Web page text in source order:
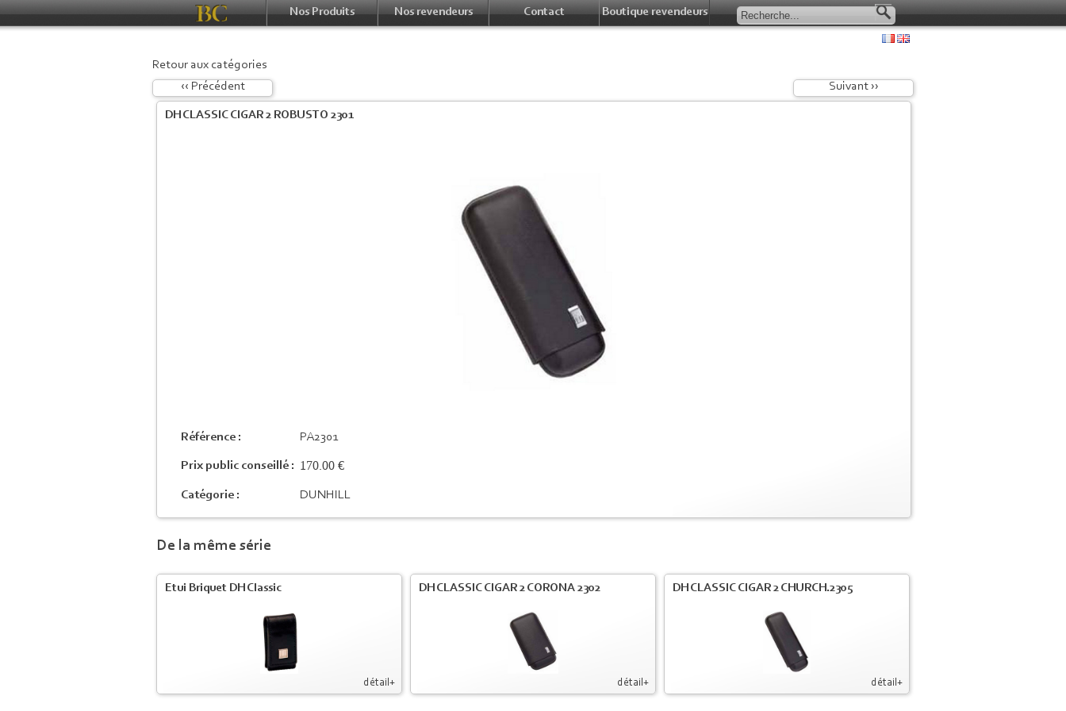
Nos Produits Nos revendeurs Contact Boutique revendeurs
Retour aux catégories
‹‹ Précédent
Suivant ››
DH CLASSIC CIGAR 2 ROBUSTO 2301
Référence : PA2301
Prix public conseillé : 170.00 €
Catégorie : DUNHILL
De la même série
détail+
Etui Briquet DH Classic
détail+
DH CLASSIC CIGAR 2 CORONA 2302
détail+
DH CLASSIC CIGAR 2 CHURCH.2305